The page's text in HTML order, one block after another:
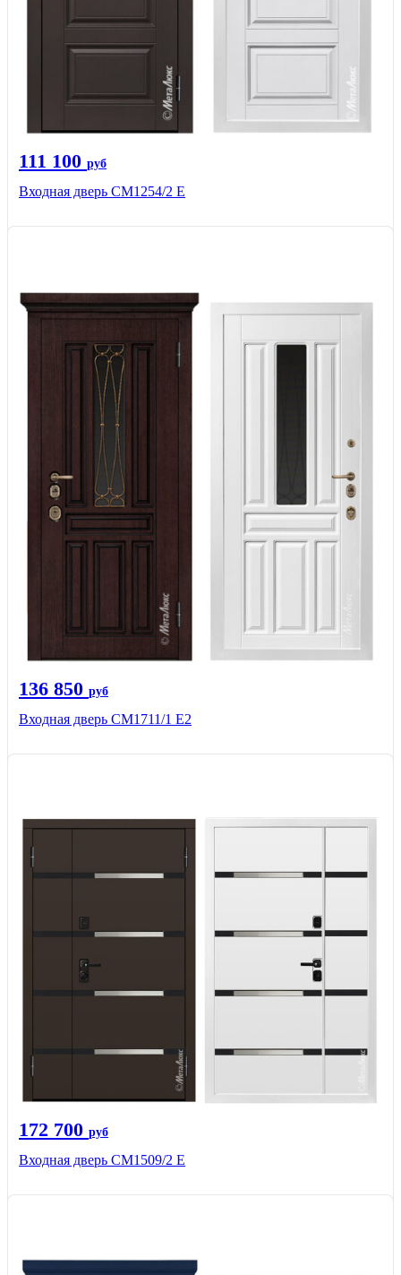
111 100 руб
Входная дверь СМ1254/2 E
136 850 руб
Входная дверь CМ1711/1 Е2
172 700 руб
Входная дверь CМ1509/2 Е